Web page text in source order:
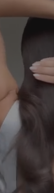
тинты для